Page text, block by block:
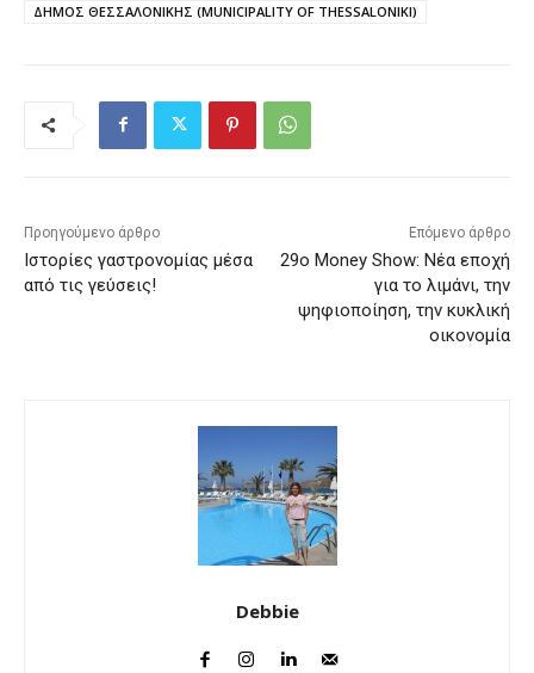
ΔΗΜΟΣ ΘΕΣΣΑΛΟΝΙΚΗΣ (MUNICIPALITY OF THESSALONIKI)
Προηγούμενο άρθρο
Ιστορίες γαστρονομίας μέσα
από τις γεύσεις!
Επόμενο άρθρο
29o Money Show: Νέα εποχή
για το λιμάνι, την
ψηφιοποίηση, την κυκλική
οικονομία
Debbie